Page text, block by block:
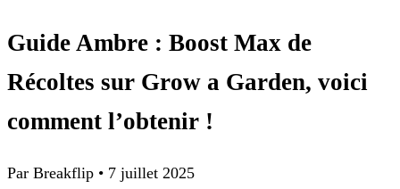
Guide Ambre : Boost Max de
Récoltes sur Grow a Garden, voici
comment l’obtenir !
Par Breakflip • 7 juillet 2025